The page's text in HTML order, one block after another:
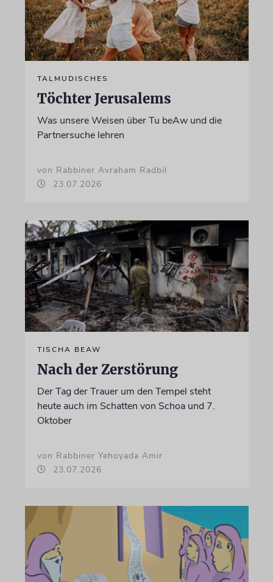
TALMUDISCHES
Töchter Jerusalems
Was unsere Weisen über Tu beAw und die
Partnersuche lehren
von Rabbiner Avraham Radbil
23.07.2026
TISCHA BEAW
Nach der Zerstörung
Der Tag der Trauer um den Tempel steht
heute auch im Schatten von Schoa und 7.
Oktober
von Rabbiner Yehoyada Amir
23.07.2026